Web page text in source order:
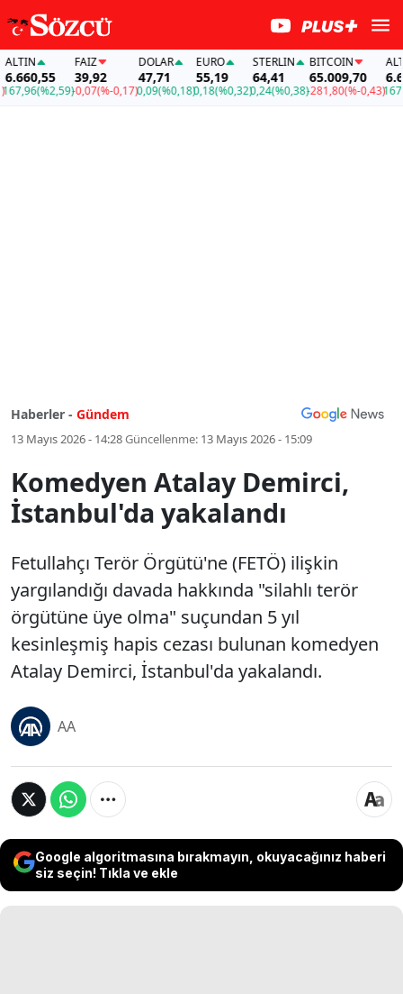
(%2,59)
FAİZ
39,92
-0,07(%-0,17)
DOLAR
47,71
0,09(%0,18)
EURO
55,19
0,18(%0,32)
STERLIN
64,41
0,24(%0,38)
BITCOIN
65.009,70
-281,80(%-0,43)
ALTIN
167,96
Haberler - Gündem
13 Mayıs 2026 - 14:28Güncellenme: 13 Mayıs 2026 - 15:09
Komedyen Atalay Demirci,
İstanbul'da yakalandı
Fetullahçı Terör Örgütü'ne (FETÖ) ilişkin
yargılandığı davada hakkında "silahlı terör
örgütüne üye olma" suçundan 5 yıl
kesinleşmiş hapis cezası bulunan komedyen
Atalay Demirci, İstanbul'da yakalandı.
AA
Google algoritmasına bırakmayın, okuyacağınız haberi
siz seçin! Tıkla ve ekle